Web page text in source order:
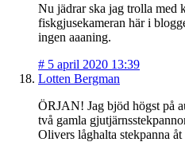
Nu jädrar ska jag trolla med
fiskgjusekameran här i
ingen aaaning.
# 5 april 2020 13:39
Lotten Bergman
ÖRJAN! Jag bjöd högst på
två gamla
Olivers låghalta stekpanna åt